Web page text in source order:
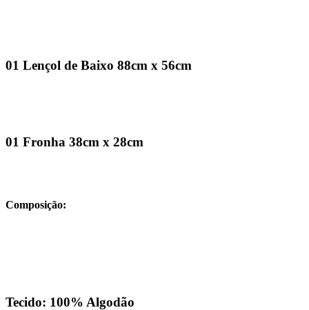
01 Lençol de Baixo 88cm x 56cm
01 Fronha 38cm x 28cm
Composição:
Tecido: 100% Algodão